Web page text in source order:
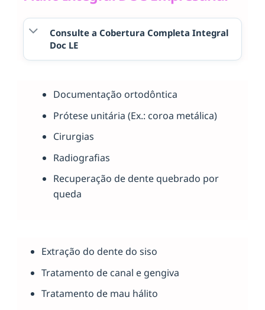
Consulte a Cobertura Completa Integral
Doc LE
Documentação ortodôntica
Prótese unitária (Ex.: coroa metálica)
Cirurgias
Radiografias
Recuperação de dente quebrado por
queda
Extração do dente do siso
Tratamento de canal e gengiva
Tratamento de mau hálito